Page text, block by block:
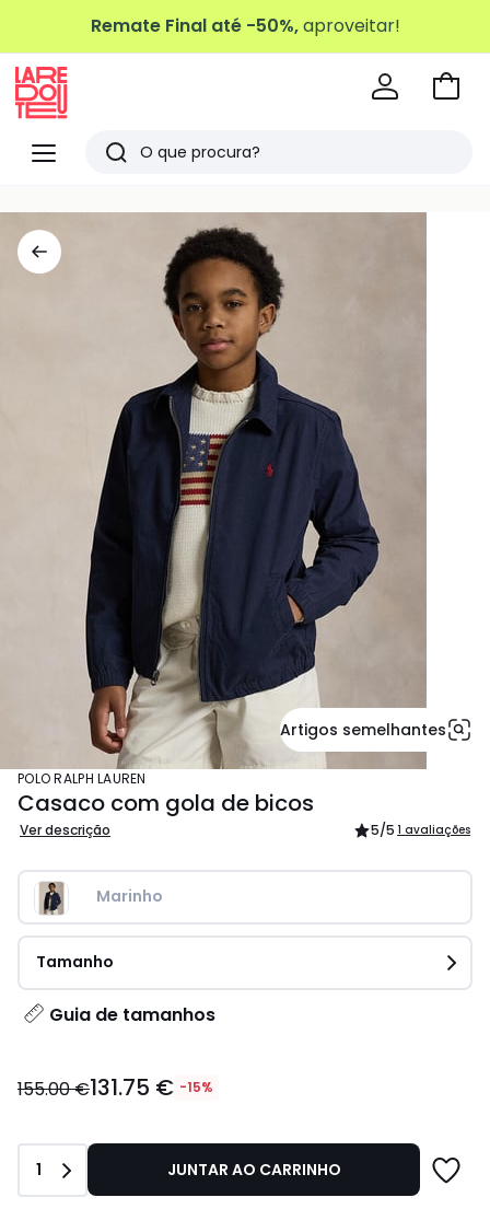
Remate Final até -50%,aproveitar!
Menu
Redoute
Pesquisar
Ir
Artigos semelhantes
POLO RALPH LAUREN
Casaco com gola de bicos
Ver descrição 5/5 1 avaliações
Marinho
Tamanho
Guia de tamanhos
€
155.00
€
155.00 €131.75 € -15%
Quantidade
1 JUNTAR AO CARRINHO